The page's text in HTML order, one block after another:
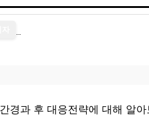
경과 후 대응전략에 대해 알아